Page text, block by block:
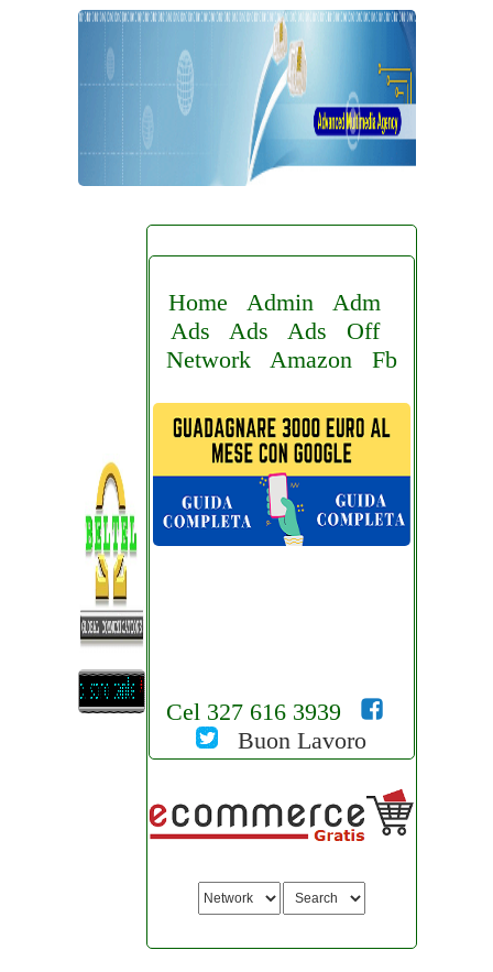
Home Admin
Adm
Ads
Ads Ads
Off
Network
Amazon Fb
Cel 327 616 3939
Buon Lavoro